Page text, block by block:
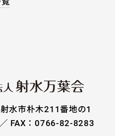
水市朴木211番地の1
FAX：0766-82-8283